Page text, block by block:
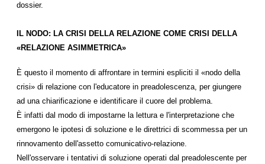
dossier.
IL NODO: LA CRISI DELLA RELAZIONE COME CRISI DELLA
«RELAZIONE ASIMMETRICA»
È questo il momento di affrontare in termini espliciti il «nodo della
crisi» di relazione con l'educatore in preadolescenza, per giungere
ad una chiarificazione e identificare il cuore del problema.
È infatti dal modo di impostarne la lettura e l'interpretazione che
emergono le ipotesi di soluzione e le direttrici di scommessa per un
rinnovamento dell'assetto comunicativo-relazione.
Nell'osservare i tentativi di soluzione operati dal preadolescente per